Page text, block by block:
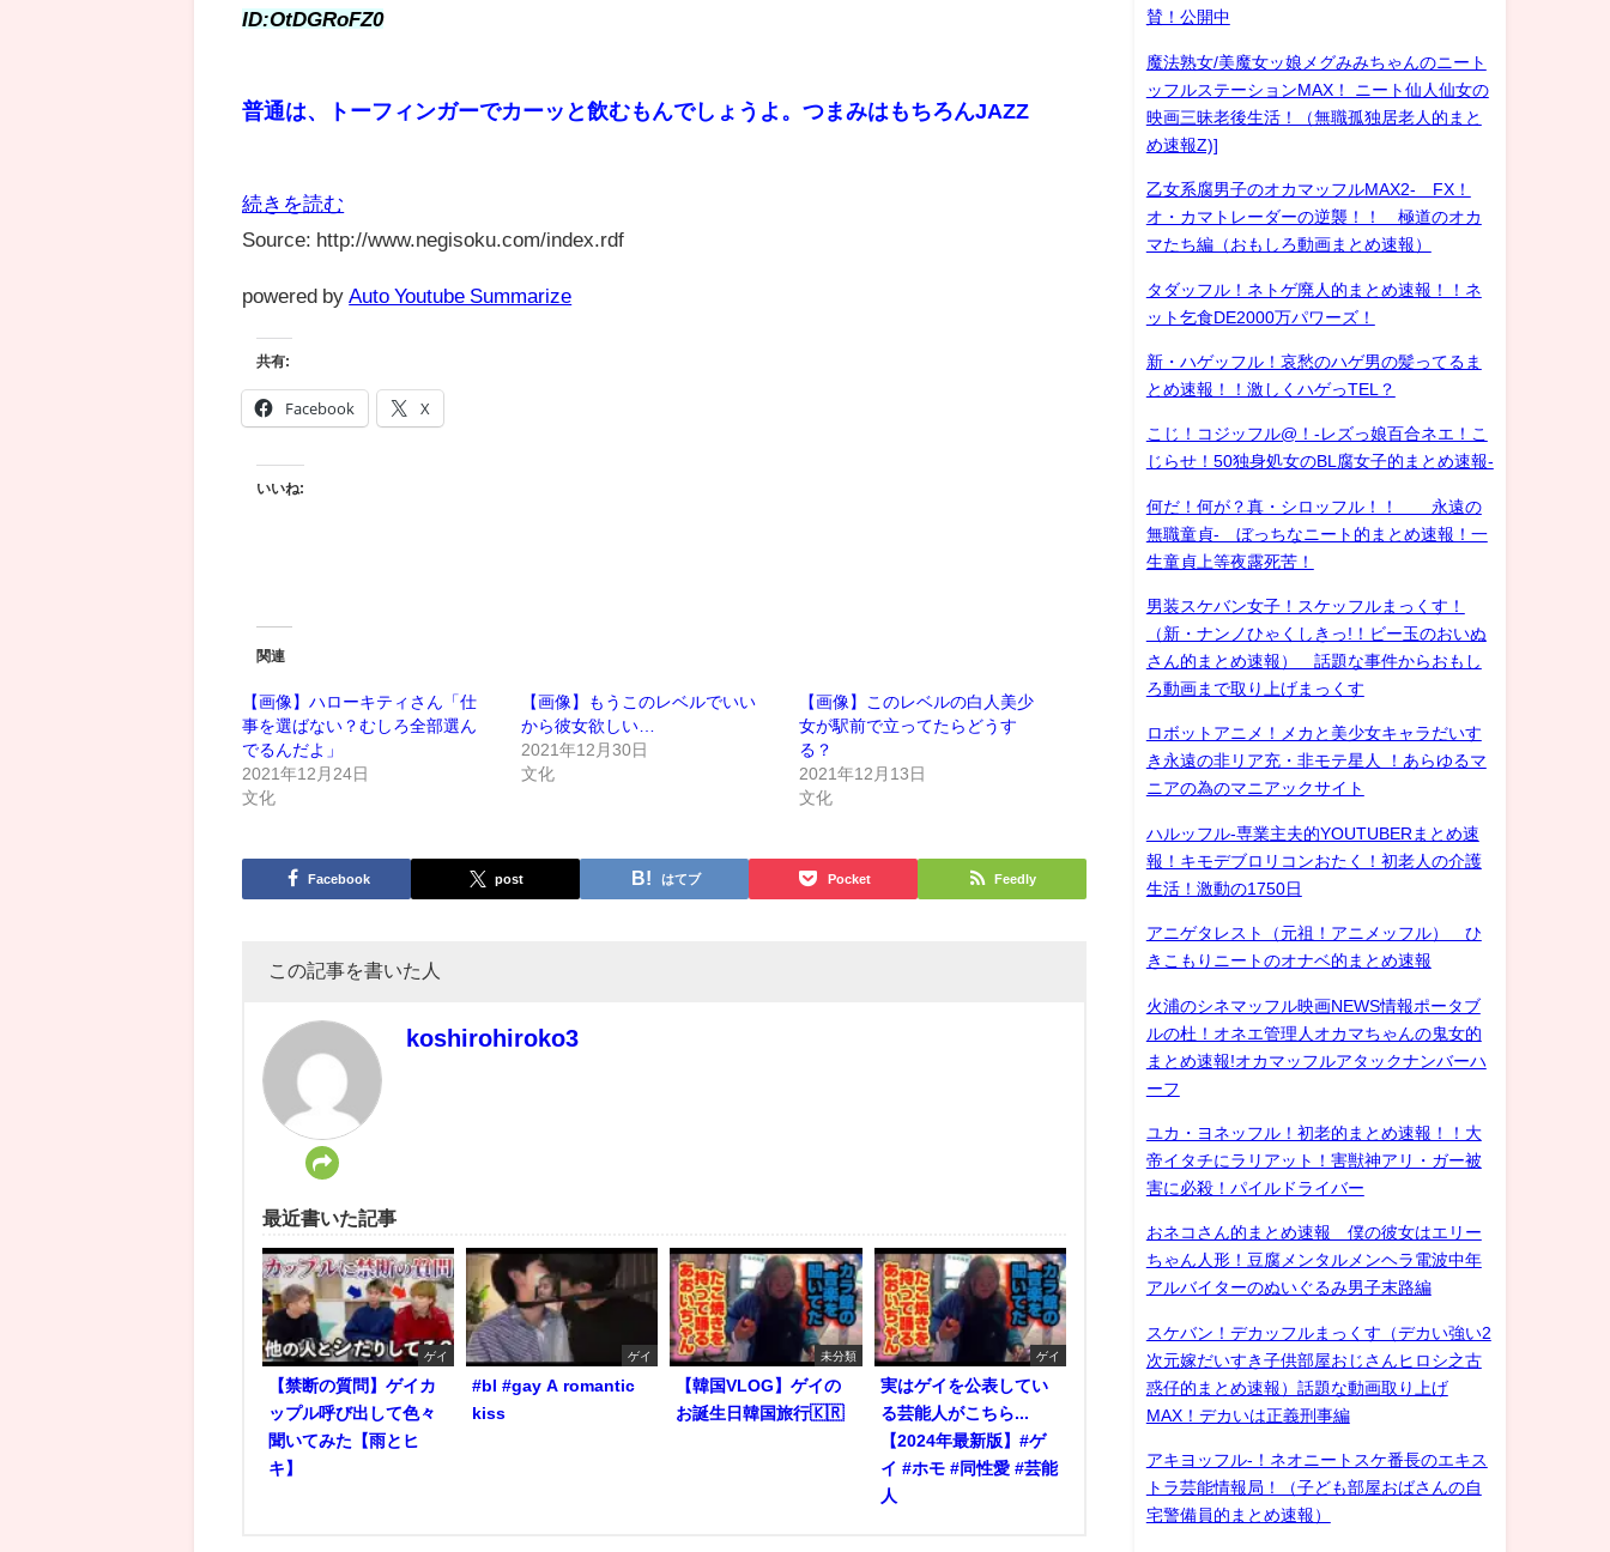
ID:OtDGRoFZ0
普通は、トーフィンガーでカーッと飲むもんでしょうよ。つまみはもちろんJAZZ
続きを読む
Source: http://www.negisoku.com/index.rdf
powered by Auto Youtube Summarize
共有:
Facebook X
いいね:
関連
【画像】ハローキティさん「仕
事を選ばない？むしろ全部選ん
でるんだよ」
2021年12月24日
文化
【画像】もうこのレベルでいい
から彼女欲しい…
2021年12月30日
文化
【画像】このレベルの白人美少
女が駅前で立ってたらどうす
る？
2021年12月13日
文化
Facebook post はてブ Pocket Feedly
この記事を書いた人
koshirohiroko3
最近書いた記事
ゲイ
【禁断の質問】ゲイカ
ップル呼び出して色々
聞いてみた【雨とヒ
キ】
ゲイ
#bl #gay A romantic
kiss
未分類
【韓国VLOG】ゲイの
お誕生日韓国旅行🇰🇷
ゲイ
実はゲイを公表してい
る芸能人がこちら...
【2024年最新版】#ゲ
イ #ホモ #同性愛 #芸能
人
賛！公開中
魔法熟女/美魔女ッ娘メグみみちゃんのニート
ッフルステーションMAX！ ニート仙人仙女の
映画三昧老後生活！（無職孤独居老人的まと
め速報Z)]
乙女系腐男子のオカマッフルMAX2- FX！
オ・カマトレーダーの逆襲！！ 極道のオカ
マたち編（おもしろ動画まとめ速報）
タダッフル！ネトゲ廃人的まとめ速報！！ネ
ット乞食DE2000万パワーズ！
新・ハゲッフル！哀愁のハゲ男の髪ってるま
とめ速報！！激しくハゲっTEL？
こじ！コジッフル@！-レズっ娘百合ネエ！こ
じらせ！50独身処女のBL腐女子的まとめ速報-
何だ！何が？真・シロッフル！！ 永遠の
無職童貞- ぼっちなニート的まとめ速報！一
生童貞上等夜露死苦！
男装スケバン女子！スケッフルまっくす！
（新・ナンノひゃくしきっ!！ビー玉のおいぬ
さん的まとめ速報） 話題な事件からおもし
ろ動画まで取り上げまっくす
ロボットアニメ！メカと美少女キャラだいす
き永遠の非リア充・非モテ星人 ！あらゆるマ
ニアの為のマニアックサイト
ハルッフル-専業主夫的YOUTUBERまとめ速
報！キモデブロリコンおたく！初老人の介護
生活！激動の1750日
アニゲタレスト（元祖！アニメッフル） ひ
きこもりニートのオナベ的まとめ速報
火浦のシネマッフル映画NEWS情報ポータブ
ルの杜！オネエ管理人オカマちゃんの鬼女的
まとめ速報!オカマッフルアタックナンバーハ
ーフ
ユカ・ヨネッフル！初老的まとめ速報！！大
帝イタチにラリアット！害獣神アリ・ガー被
害に必殺！パイルドライバー
おネコさん的まとめ速報 僕の彼女はエリー
ちゃん人形！豆腐メンタルメンヘラ電波中年
アルバイターのぬいぐるみ男子末路編
スケバン！デカッフルまっくす（デカい強い2
次元嫁だいすき子供部屋おじさんヒロシ之古
惑仔的まとめ速報）話題な動画取り上げ
MAX！デカいは正義刑事編
アキヨッフル-！ネオニートスケ番長のエキス
トラ芸能情報局！（子ども部屋おばさんの自
宅警備員的まとめ速報）